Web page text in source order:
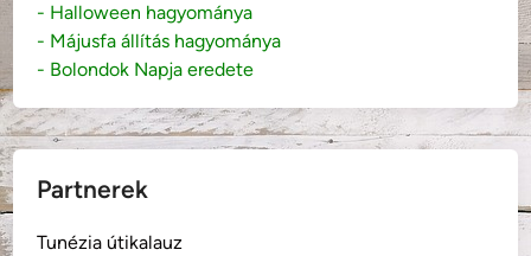
- Halloween hagyománya
- Májusfa állítás hagyománya
- Bolondok Napja eredete
Partnerek
Tunézia útikalauz